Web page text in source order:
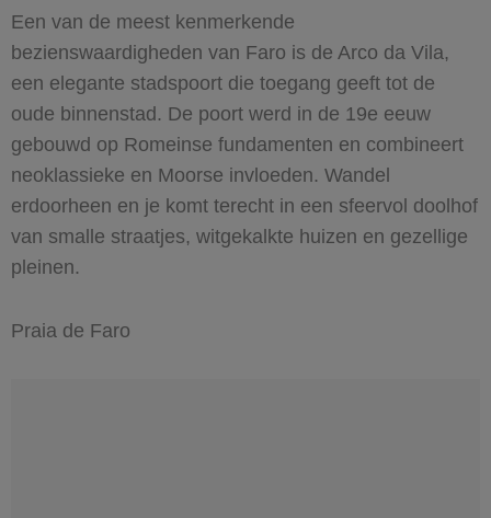
Een van de meest kenmerkende
bezienswaardigheden van Faro is de Arco da Vila,
een elegante stadspoort die toegang geeft tot de
oude binnenstad. De poort werd in de 19e eeuw
gebouwd op Romeinse fundamenten en combineert
neoklassieke en Moorse invloeden. Wandel
erdoorheen en je komt terecht in een sfeervol doolhof
van smalle straatjes, witgekalkte huizen en gezellige
pleinen.
Praia de Faro